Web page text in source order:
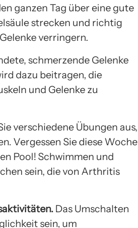
ganzen Tag über eine gute
strecken und richtig
verringern.
schmerzende Gelenke
dazu beitragen, die
und Gelenke zu
verschiedene Übungen aus,
Vergessen Sie diese Woche
Pool! Schwimmen und
sein, die von Arthritis
Das Umschalten
sein, um